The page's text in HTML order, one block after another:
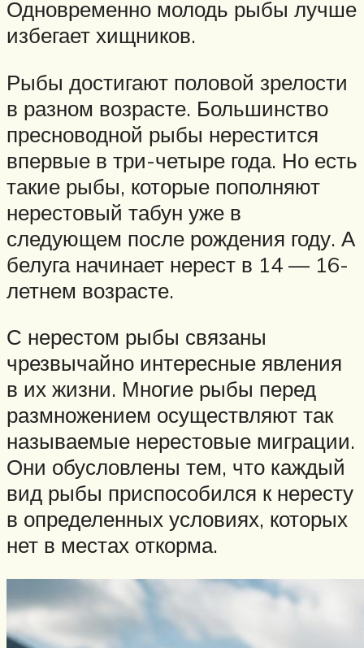
Одновременно молодь рыбы лучше
избегает хищников.
Рыбы достигают половой зрелости
в разном возрасте. Большинство
пресноводной рыбы нерестится
впервые в три-четыре года. Но есть
такие рыбы, которые пополняют
нерестовый табун уже в
следующем после рождения году. А
белуга начинает нерест в 14 — 16-
летнем возрасте.
С нерестом рыбы связаны
чрезвычайно интересные явления
в их жизни. Многие рыбы перед
размножением осуществляют так
называемые нерестовые миграции.
Они обусловлены тем, что каждый
вид рыбы приспособился к нересту
в определенных условиях, которых
нет в местах откорма.